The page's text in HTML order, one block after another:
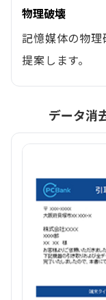
物理破壊
記憶媒体の物
提案します。
データ消